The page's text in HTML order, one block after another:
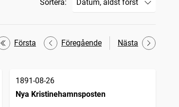
Sortera:
Första Föregående Nästa
1891-08-26
Nya Kristinehamnsposten